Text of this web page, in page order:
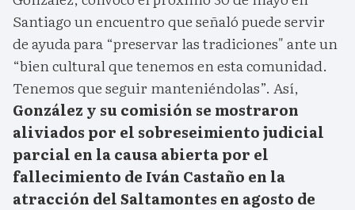
Santiago un encuentro que señaló puede servir
de ayuda para “preservar las tradiciones" ante un
“bien cultural que tenemos en esta comunidad.
Tenemos que seguir manteniéndolas”. Así,
González y su comisión se mostraron
aliviados por el sobreseimiento judicial
parcial en la causa abierta por el
fallecimiento de Iván Castaño en la
atracción del Saltamontes en agosto de